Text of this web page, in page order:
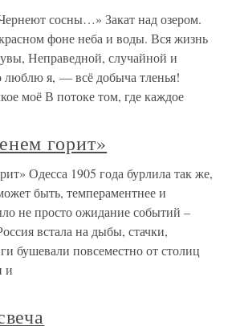
сосны…» Закат над озером.
фоне неба и воды. Вся жизнь
Неправедной, случайной и
люблю я, — всё добыча тленья!
моё В потоке том, где каждое
горит»
Одесса 1905 года бурлила так же,
быть, темпераментнее и
не просто ожидание событий –
встала на дыбы, стачки,
бушевали повсеместно от столиц
и